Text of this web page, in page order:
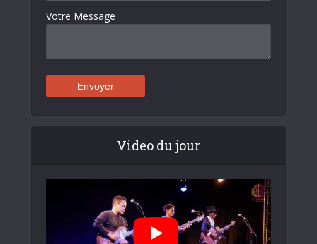
Votre Message
Video du jour